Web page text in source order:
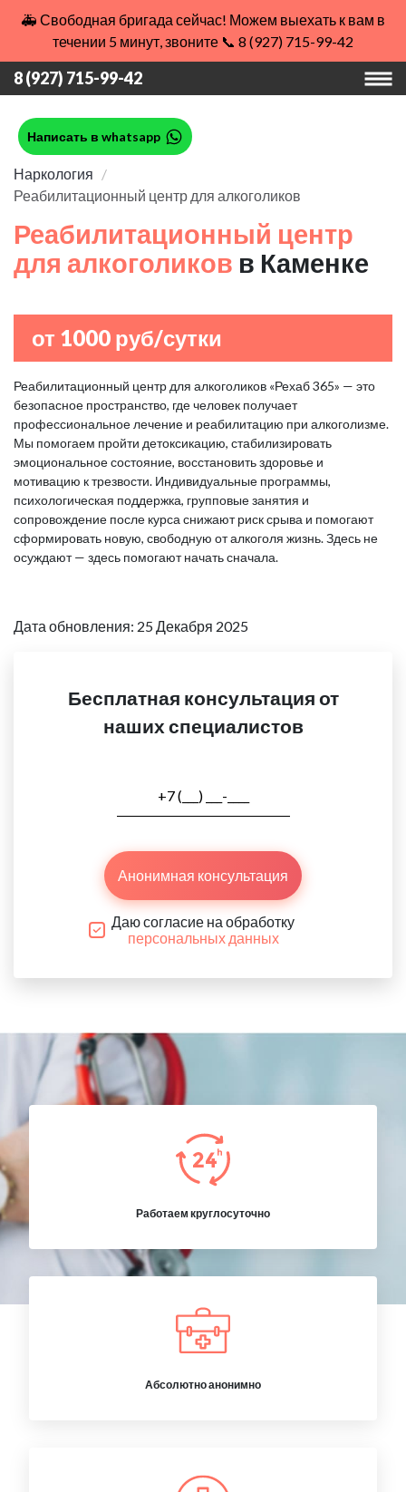
🚑 Свободная бригада сейчас! Можем выехать к вам в
течении 5 минут, звоните 📞 8 (927) 715-99-42
8 (927) 715-99-42
Написать в whatsapp
Наркология
Реабилитационный центр для алкоголиков
Реабилитационный центр
для алкоголиков в Каменке
от 1000 руб/сутки
Реабилитационный центр для алкоголиков «Рехаб 365» — это
безопасное пространство, где человек получает
профессиональное лечение и реабилитацию при алкоголизме.
Мы помогаем пройти детоксикацию, стабилизировать
эмоциональное состояние, восстановить здоровье и
мотивацию к трезвости. Индивидуальные программы,
психологическая поддержка, групповые занятия и
сопровождение после курса снижают риск срыва и помогают
сформировать новую, свободную от алкоголя жизнь. Здесь не
осуждают — здесь помогают начать сначала.
Дата обновления: 25 Декабря 2025
Бесплатная консультация от
наших специалистов
Анонимная консультация
Даю согласие на обработку
персональных данных
Работаем круглосуточно
Абсолютно анонимно